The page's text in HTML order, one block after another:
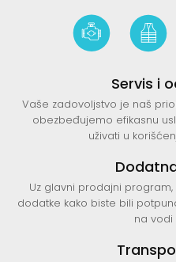
Servis i
Vaše zadovoljstvo je naš
obezbeđujemo efikasnu
uživati u
Uz glavni prodajni
dodatke kako biste bili
na vodi